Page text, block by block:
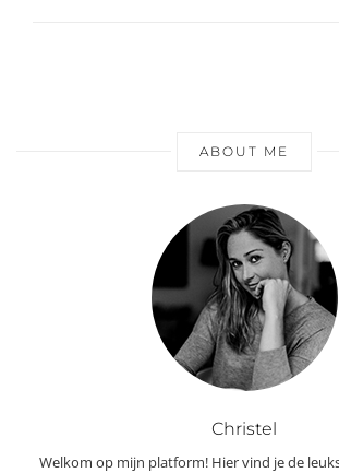
ABOUT ME
Christel
Welkom op mijn platform! Hier vind je de